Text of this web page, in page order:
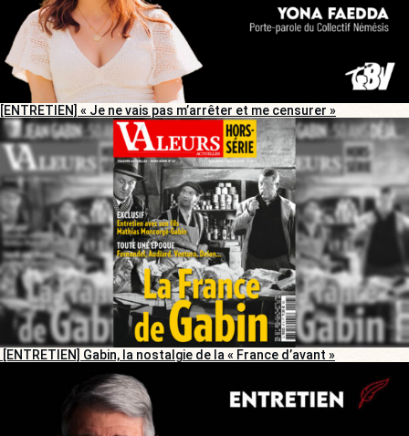
[ENTRETIEN] « Je ne vais pas m’arrêter et me censurer »
[ENTRETIEN] Gabin, la nostalgie de la « France d’avant »